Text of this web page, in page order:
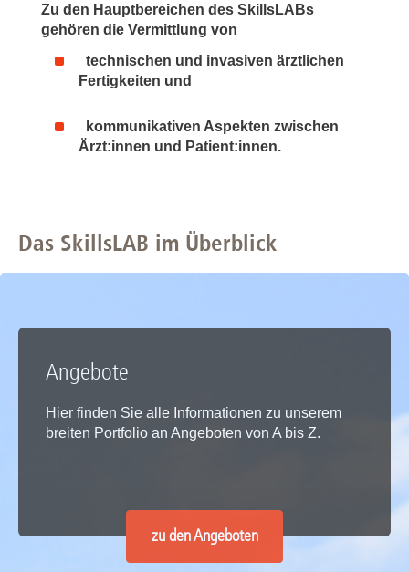
Zu den Hauptbereichen des SkillsLABs
gehören die Vermittlung von
technischen und invasiven ärztlichen
Fertigkeiten und
kommunikativen Aspekten zwischen
Ärzt:innen und Patient:innen.
Das SkillsLAB im Überblick
Angebote
Hier finden Sie alle Informationen zu unserem
breiten Portfolio an Angeboten von A bis Z.
zu den Angeboten